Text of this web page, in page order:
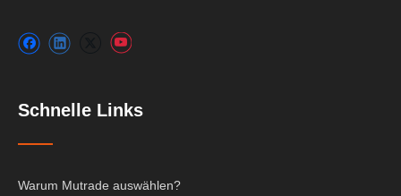
Schnelle Links
Warum Mutrade auswählen?